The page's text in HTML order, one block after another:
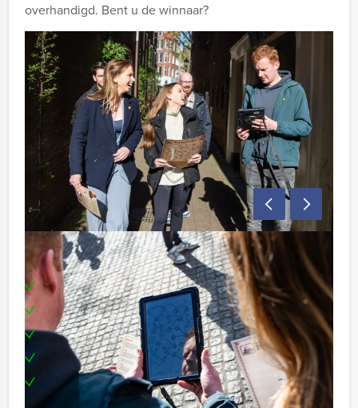
overhandigd. Bent u de winnaar?
Inclusief:
Heerlijke lunch in een restaurant naar keuze
Enthousiaste begeleiding
GPS Tablets en portofoons
1 uur onbeperkt bier, fris, huiswijn, koffie en thee
Te boeken op uw gewenste dag en tijdstip!